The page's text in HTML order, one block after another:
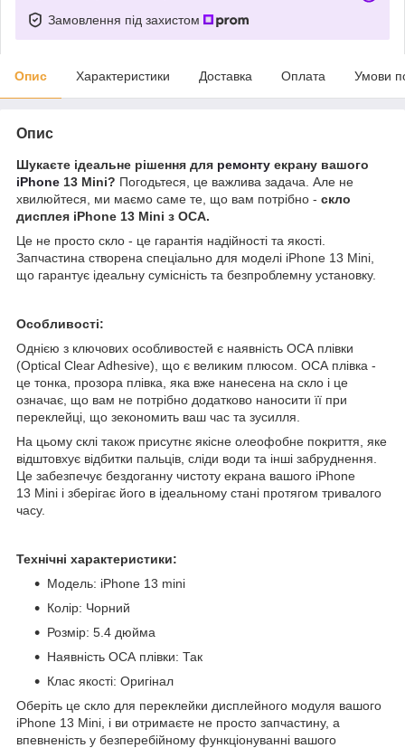
Замовлення під захистом
Опис Характеристики Доставка Оплата Умови
Опис
Шукаєте ідеальне рішення для ремонту екрану вашого
iPhone 13 Mini? Погодьтеся, це важлива задача. Але не
хвилюйтеся, ми маємо саме те, що вам потрібно - скло
дисплея iPhone 13 Mini з OCA.
Це не просто скло - це гарантія надійності та якості.
Запчастина створена спеціально для моделі iPhone 13 Mini,
що гарантує ідеальну сумісність та безпроблемну установку.
Особливості:
Однією з ключових особливостей є наявність ОСА плівки
(Optical Clear Adhesive), що є великим плюсом. ОСА плівка -
це тонка, прозора плівка, яка вже нанесена на скло і це
означає, що вам не потрібно додатково наносити її при
переклейці, що зекономить ваш час та зусилля.
На цьому склі також присутнє якісне олеофобне покриття, яке
відштовхує відбитки пальців, сліди води та інші забруднення.
Це забезпечує бездоганну чистоту екрана вашого iPhone
13 Mini і зберігає його в ідеальному стані протягом тривалого
часу.
Технічні характеристики:
Модель: iPhone 13 mini
Колір: Чорний
Розмір: 5.4 дюйма
Наявність ОСА плівки: Так
Клас якості: Оригінал
Оберіть це скло для переклейки дисплейного модуля вашого
iPhone 13 Mini, і ви отримаєте не просто запчастину, а
впевненість у безперебійному функціонуванні вашого